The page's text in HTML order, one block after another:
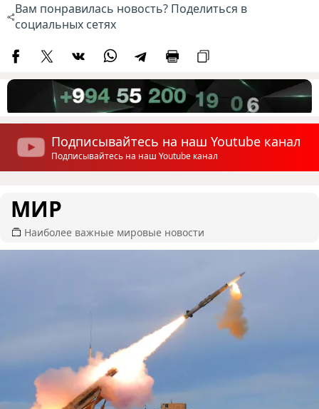
Вам понравилась новость? Поделиться в
социальных сетях
Подписывайтесь на наш Youtube канал
Подписывайтесь на наш Youtube канал
МИР
Наиболее важные мировые новости